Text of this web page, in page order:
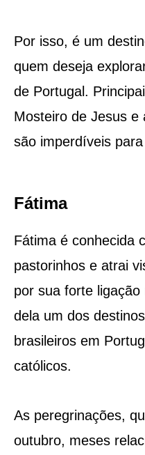
Por isso, é um
quem deseja
de Portugal.
Mosteiro de Jesus e
são imperdíveis
Fátima
Fátima é conhecida
pastorinhos e atrai
por sua forte
dela um dos
brasileiros em
católicos.
As peregrinações,
outubro, meses